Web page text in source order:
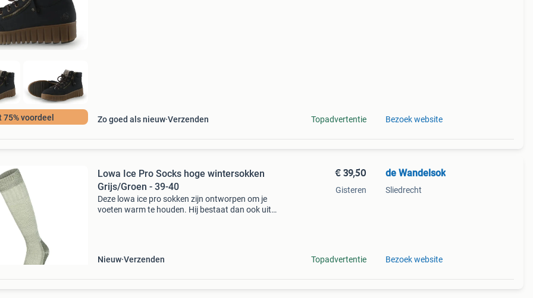
75% voordeel Zo goed als nieuw Verzenden Topadvertentie Bezoek website
Lowa Ice Pro Socks hoge wintersokken
Grijs/Groen - 39-40
Deze lowa ice pro sokken zijn ontworpen om je
voeten warm te houden. Hij bestaat dan ook uit
Nieuw Verzenden
€ 39,50
Gisteren
Topadvertentie
de Wandelsok
Sliedrecht
Bezoek website